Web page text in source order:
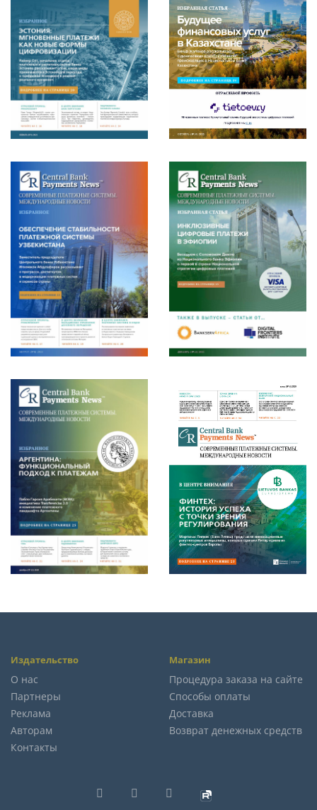
Издательство
О нас
Партнеры
Реклама
Авторам
Контакты
Магазин
Процедура заказа на сайте
Способы оплаты
Доставка
Возврат денежных средств